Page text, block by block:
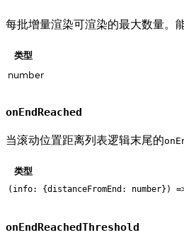
每批增量渲染可渲染的最大数量。
类型
number
onEndReached
当滚动位置距离列表逻辑末尾的
类型
(info: {distanceFromEnd: number})
onEndReachedThreshold